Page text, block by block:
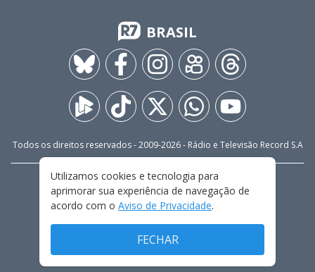
BRASIL
Todos os direitos reservados - 2009-2026- Rádio e Televisão Record S.A
FALE CONOSCO
PRIVACIDADE
TERMOS E CONDIÇÕES DE USO
Utilizamos cookies e tecnologia para
aprimorar sua experiência de navegação de
acordo com o Aviso de Privacidade.
FECHAR